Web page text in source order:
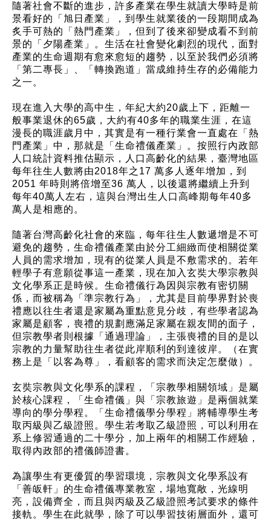
隨著社會不斷的進步，許多產業在學生就讀大學時是前
景看好的「旭日產業」，到學生就業後的一段期間成為
炙手可熱的「熱門產業」，但到了後來卻變成看不到前
景的「夕陽產業」。生活在社會變化劇烈的現代，面對
產業的生命週期有愈來愈短的趨勢，以至於我們必須將
「第二專長」、「轉換跑道」當成維持生存的必備能力
之一。
現在進入大學的高中生，年紀大約20歲上下，距離一
般事業退休的65歲，大約有40多年的職業生涯，在這
漫長的職涯歲月中，其實是有一種行業會一直處在「熱
門產業」中，那就是「生命禮儀產業」。按照行內政部
人口統計資料推估顯示，人口高齡化的結果，臺灣地區
每年往生人數將由2018年之17 萬多人逐年增加，到
2051 年時則將倍增至36 萬人，以後還將繼續上升到
每年40萬人左右，這與台灣出生人口高峰期每年40多
萬人是相應的。
隨著台灣高齡化社會的來臨，每年往生人數遞增是不可
避免的趨勢，生命禮儀產業由於分工細緻而使相關從業
人員的需求增加，現有的從業人員是不敷需求的。若年
輕學子有意願從事這一產業，現在加入玄奘大學宗教與
文化學系正是時候。生命禮儀行為因與宗教有密切關
係，而被稱為「準宗教行為」，尤其是目前學界對於喪
禮應以往生者還是家屬為重點意見分歧，有些學者認為
家屬是顧客，喪禮的規劃應滿足家屬在親友間的面子，
但宗教學者則根據「通過理論」，主張喪禮的目的是以
宗教的力量幫助往生者從此岸順利的到達彼岸。（在實
務上是「以客為尊」，看顧客的需求而決定怎麼做）。
玄奘宗教與文化學系的課程，「宗教學相關領域」是屬
於核心課程，「生命禮儀」與「宗教旅遊」是兩個就業
導向的學分學程。「生命禮儀學分學程」將輔導學生考
取丙級與乙級證照。學生若考取乙級證照，可以利用在
系上修習通過的二十學分，加上兩年的相關工作經驗，
取得內政部的禮儀師證書。
為讓學生有更優質的學習環境，宗教與文化學系設有
「善皈軒」的生命禮儀專業教室，場地寬敞，光線明
亮，設備齊全，而且與丙級及乙級證照考試要求的條件
接軌。學生在此就學，除了可以學習技術層面外，還可